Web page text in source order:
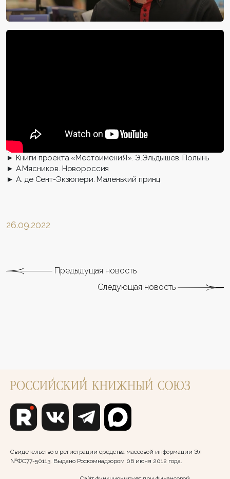
► Книги проекта «МестоимениЯ». Э.Эльдышев. Полынь
► А.Мясников. Новороссия
► А. де Сент-Экзюпери. Маленький принц
26.09.2022
Предыдущая новость
Следующая новость
Свидетельство о регистрации средства массовой информации Эл
№ФС77-50113. Выдано Роскомнадзором 06 июня 2012 года.